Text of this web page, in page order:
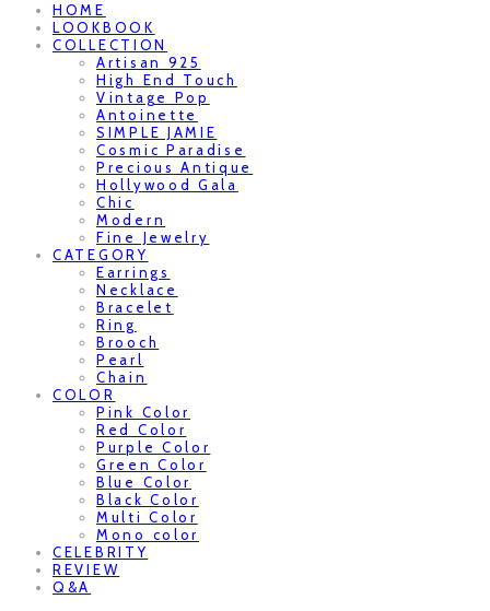
HOME
LOOKBOOK
COLLECTION
Artisan 925
High End Touch
Vintage Pop
Antoinette
SIMPLE JAMIE
Cosmic Paradise
Precious Antique
Hollywood Gala
Chic
Modern
Fine Jewelry
CATEGORY
Earrings
Necklace
Bracelet
Ring
Brooch
Pearl
Chain
COLOR
Pink Color
Red Color
Purple Color
Green Color
Blue Color
Black Color
Multi Color
Mono color
CELEBRITY
REVIEW
Q&A